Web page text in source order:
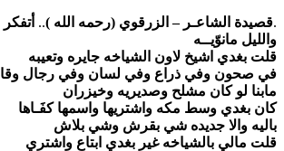
.قصيدة الشاعـر – الزرقوي (رحمه الله )..
والليل مانوّيــه
قلت بغدي اشيخ لاون الشياخه جايره وتعيبه
في صحون وفي ذراع وفي لسان وفي رجال
مابنا لو كان مشلح وصديريه وخيزران
كان بغدي وسط مكه واشتريها واسمها كفَـاها
باليه والا جديده شي بقرش وشي بلاش
قلت مالي بالشياخه غير بغدي ابتاع واشتري